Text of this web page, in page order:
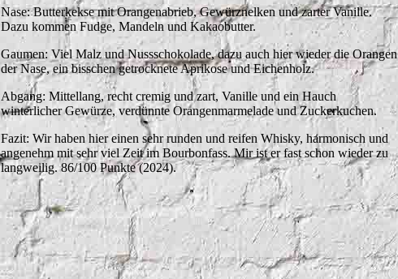
Nase: Butterkekse mit Orangenabrieb, Gewürznelken und zarter Vanille.
Dazu kommen Fudge, Mandeln und Kakaobutter.
Gaumen: Viel Malz und Nussschokolade, dazu auch hier wieder die Orangen
der Nase, ein bisschen getrocknete Aprikose und Eichenholz.
Abgang: Mittellang, recht cremig und zart, Vanille und ein Hauch
winterlicher Gewürze, verdünnte Orangenmarmelade und Zuckerkuchen.
Fazit: Wir haben hier einen sehr runden und reifen Whisky, harmonisch und
angenehm mit sehr viel Zeit im Bourbonfass. Mir ist er fast schon wieder zu
langweilig. 86/100 Punkte (2024).